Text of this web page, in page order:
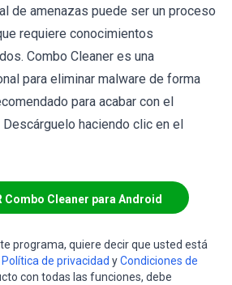
de amenazas puede ser un proceso
requiere conocimientos
Combo Cleaner es una
para eliminar malware de forma
para acabar con el
haciendo clic en el
Combo Cleaner para Android
programa, quiere decir que usted está
Política de privacidad yCondiciones de
con todas las funciones, debe